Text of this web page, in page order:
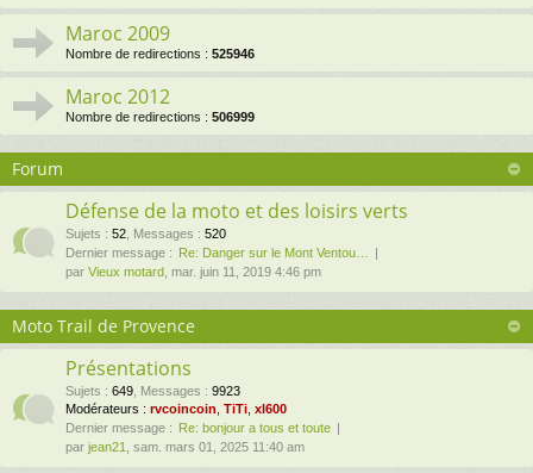
Maroc 2009
Nombre de redirections : 525946
Maroc 2012
Nombre de redirections : 506999
Forum
Défense de la moto et des loisirs verts
Sujets : 52 Messages : 520
Dernier message :
Re: Danger sur le Mont Ventou…
par Vieux motard , mar. juin 11, 2019 4:46 pm
Moto Trail de Provence
Présentations
Sujets : 649 Messages : 9923
Modérateurs : rvcoincoin TiTi xl600
Dernier message :
Re: bonjour a tous et toute
par jean21 , sam. mars 01, 2025 11:40 am